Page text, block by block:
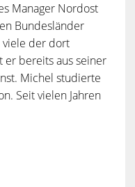
Manager Nordost
Bundesländer
viele der dort
er bereits aus seiner
Michel studierte
Seit vielen Jahren